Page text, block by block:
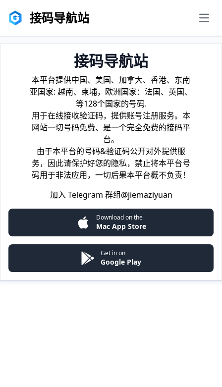
接码导航站
接码导航站
本平台提供中国、美国、加拿大、香港、东南
亚国家: 越南、柬埔，欧洲国家：法国、英国、
等128个国家的号码.
用于在线接收验证码，提供账号注册服务。本
网站一切号码免费、是一个完全免费的接码平
台。
由于本平台的号码&验证码公开对外提供服
务，因此请保护好您的隐私，禁止将本平台号
码用于非法应用，一切后果本平台概不负责！
加入 Telegram 群组@jiemaziyuan
Download on the
Mac App Store
Get in on
Google Play